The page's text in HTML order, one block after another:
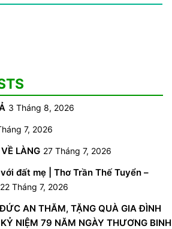
3 Tháng 8, 2026
7, 2026
LÀNG 27 Tháng 7, 2026
đất mẹ | Thơ Trần Thế Tuyển –
22 Tháng 7, 2026
AN THĂM, TẶNG QUÀ GIA ĐÌNH
NIỆM 79 NĂM NGÀY THƯƠNG BINH